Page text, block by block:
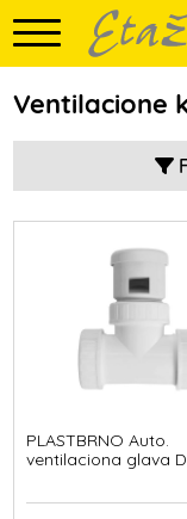
Ventilacione
PLASTBRNO Auto.
ventilaciona glava